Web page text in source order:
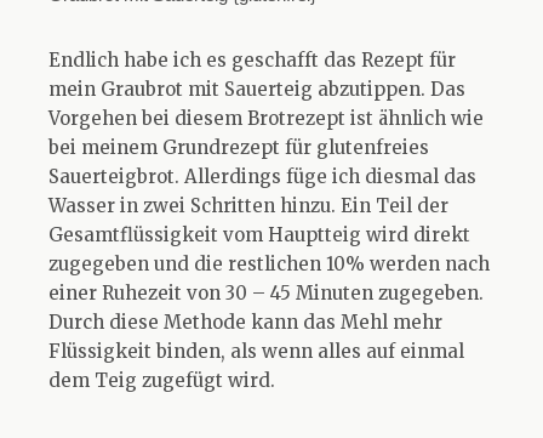
Endlich habe ich es geschafft das Rezept für
mein Graubrot mit Sauerteig abzutippen. Das
Vorgehen bei diesem Brotrezept ist ähnlich wie
bei meinem Grundrezept für glutenfreies
Sauerteigbrot. Allerdings füge ich diesmal das
Wasser in zwei Schritten hinzu. Ein Teil der
Gesamtflüssigkeit vom Hauptteig wird direkt
zugegeben und die restlichen 10% werden nach
einer Ruhezeit von 30 – 45 Minuten zugegeben.
Durch diese Methode kann das Mehl mehr
Flüssigkeit binden, als wenn alles auf einmal
dem Teig zugefügt wird.